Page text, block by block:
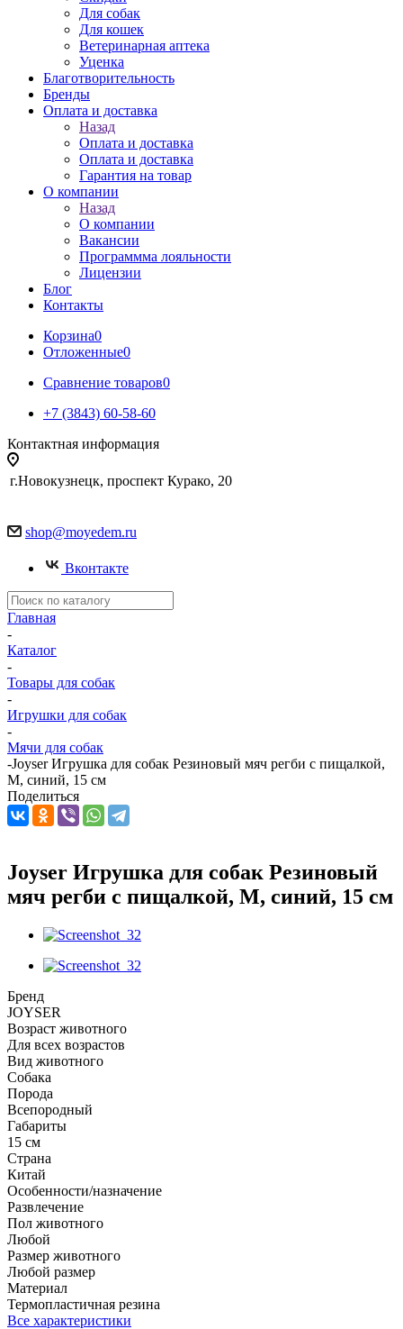
Для собак
Для кошек
Ветеринарная аптека
Уценка
Благотворительность
Бренды
Оплата и доставка
Назад
Оплата и доставка
Оплата и доставка
Гарантия на товар
О компании
Назад
О компании
Вакансии
Программма лояльности
Лицензии
Блог
Контакты
Корзина0
Отложенные0
Сравнение товаров0
+7 (3843) 60-58-60
Контактная информация
г.Новокузнецк, проспект Курако, 20
shop@moyedem.ru
Вконтакте
Главная
-
Каталог
-
Товары для собак
-
Игрушки для собак
-
Мячи для собак
-Joyser Игрушка для собак Резиновый мяч регби с пищалкой,
M, синий, 15 см
Поделиться
Joyser Игрушка для собак Резиновый
мяч регби с пищалкой, M, синий, 15 см
Бренд
JOYSER
Возраст животного
Для всех возрастов
Вид животного
Собака
Порода
Всепородный
Габариты
15 см
Страна
Китай
Особенности/назначение
Развлечение
Пол животного
Любой
Размер животного
Любой размер
Материал
Термопластичная резина
Все характеристики